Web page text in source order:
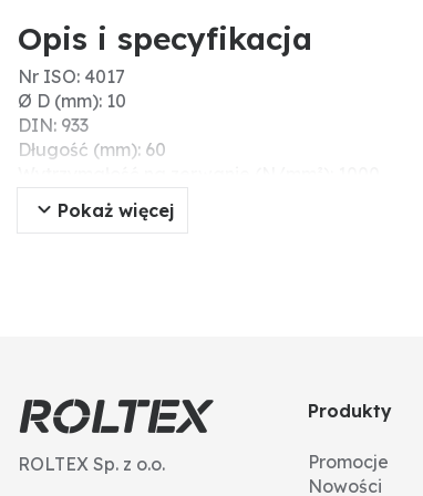
Opis i specyfikacja
Nr ISO: 4017
Ø D (mm): 10
DIN: 933
Długość (mm): 60
Wytrzymałość: 10.9
Skok gwintu: 1,5
Pokaż więcej
ROLTEX Sp. z o.o.
Produkty
Promocje
Nowości